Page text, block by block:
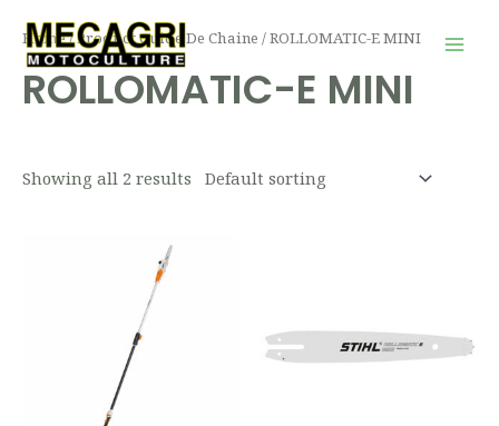
contenu
Home/ Product Guide De Chaine / ROLLOMATIC-E MINI
ROLLOMATIC-E MINI
Showing all 2 results